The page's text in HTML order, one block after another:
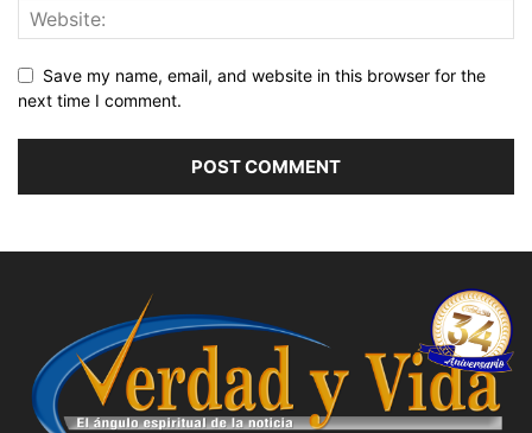
Save my name, email, and website in this browser for the
next time I comment.